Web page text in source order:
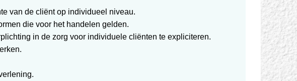
van de cliënt op individueel niveau.
die voor het handelen gelden.
in de zorg voor individuele cliënten te expliciteren.